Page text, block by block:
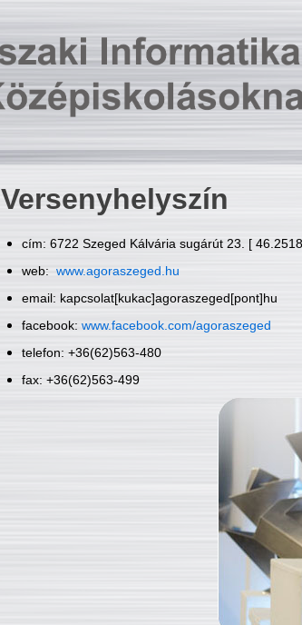
Versenyhelyszín
cím: 6722 Szeged Kálvária sugárút 23. [
web: www.agoraszeged.hu
email: kapcsolat[kukac]agoraszeged[pont]hu
facebook: www.facebook.com/agoraszeged
telefon: +36(62)563-480
fax: +36(62)563-499